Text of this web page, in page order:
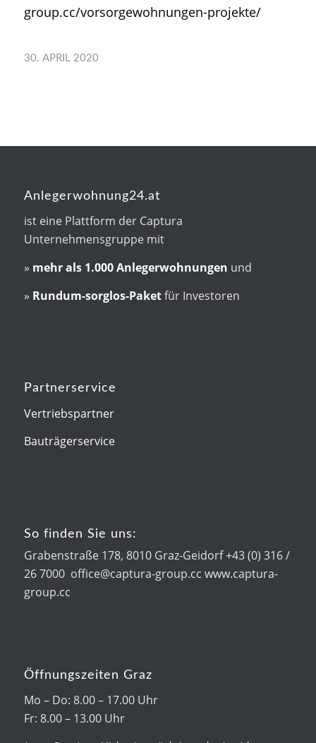
group.cc/vorsorgewohnungen-projekte/
30. APRIL 2020
Anlegerwohnung24.at
ist eine Plattform der Captura
Unternehmensgruppe mit
» mehr als 1.000 Anlegerwohnungen und
» Rundum-sorglos-Paketfür Investoren
Partnerservice
Vertriebspartner
Bauträgerservice
So finden Sie uns:
Grabenstraße 178, 8010 Graz-Geidorf +43 (0) 316 /
26 7000 office@captura-group.cc www.captura-
group.cc
Öffnungszeiten Graz
Mo – Do: 8.00 – 17.00 Uhr
Fr: 8.00 – 13.00 Uhr